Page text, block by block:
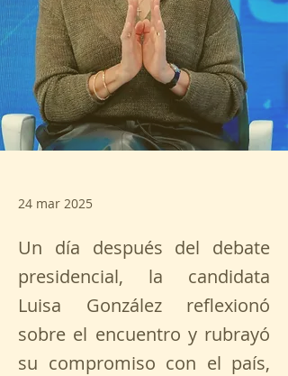
24 mar 2025
Un día después del debate
presidencial, la candidata
Luisa González reflexionó
sobre el encuentro y rubrayó
su compromiso con el país,